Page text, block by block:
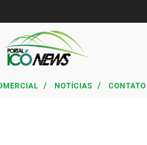
/ NOTÍCIAS / CONTATO